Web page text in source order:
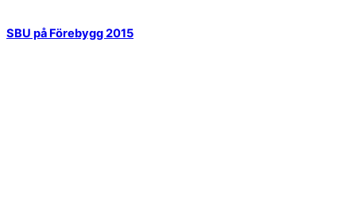
SBU på Förebygg 2015